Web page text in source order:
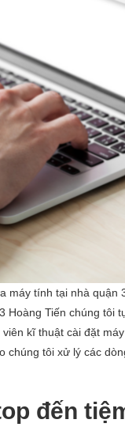
máy tính tại nhà quận
Tiến chúng tôi
kĩ thuật cài đặt
tôi xử lý các
đến